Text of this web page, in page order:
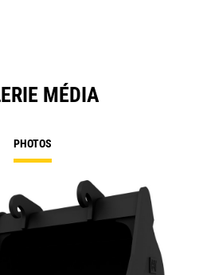
MÉDIA
PHOTOS